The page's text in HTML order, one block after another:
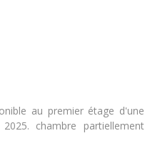
au premier étage d'une
chambre partiellement
chaleureuse